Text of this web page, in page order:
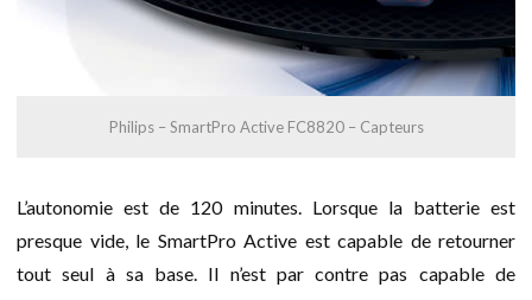
Philips – SmartPro Active FC8820 – Capteurs
L’autonomie est de 120 minutes. Lorsque la batterie est
presque vide, le SmartPro Active est capable de retourner
tout seul à sa base. Il n’est par contre pas capable de